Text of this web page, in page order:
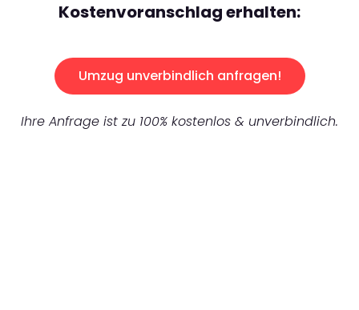
Kostenvoranschlag erhalten:
Umzug unverbindlich anfragen!
Ihre Anfrage ist zu 100% kostenlos & unverbindlich.